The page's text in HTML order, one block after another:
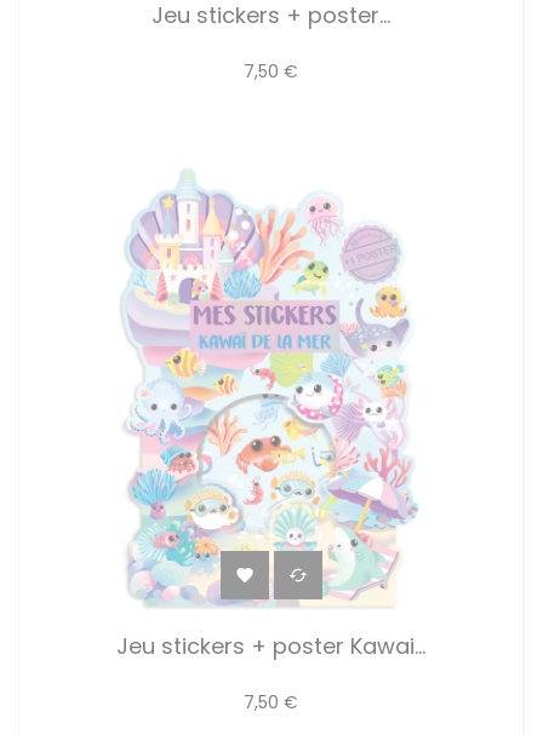
Jeu stickers + poster...
7,50 €
 
Jeu stickers + poster Kawai...
7,50 €